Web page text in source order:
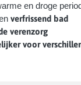
en droge
verfrissend bad
verenzorg
voor